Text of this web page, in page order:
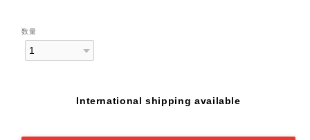
数量
International shipping available